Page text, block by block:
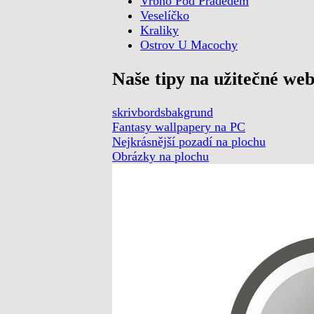
Veselíčko
Kraliky
Ostrov U Macochy
Naše tipy na užitečné
skrivbordsbakgrund
Fantasy wallpapery na PC
Nejkrásnější pozadí na plochu
Obrázky na plochu